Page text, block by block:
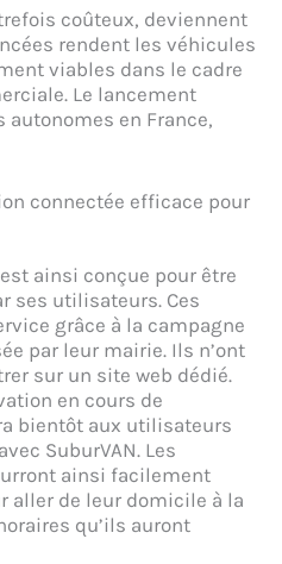
coûteux, deviennent
rendent les véhicules
viables dans le cadre
Le lancement
en France,
connectée efficace pour
est ainsi conçue pour être
ses utilisateurs. Ces
grâce à la campagne
par leur mairie. Ils n’ont
sur un site web dédié.
en cours de
bientôt aux utilisateurs
SuburVAN. Les
ainsi facilement
aller de leur domicile à la
qu’ils auront